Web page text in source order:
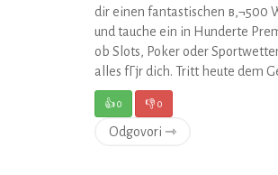
dir einen fantastischen в‚¬500
und tauche ein in Hunderte
ob Slots, Poker oder
alles fГјr dich. Tritt heute dem
👍0 👎0
Odgovori ⇾